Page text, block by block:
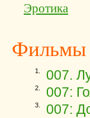
Эротика
1. 007.
2. 007:
3. 007: